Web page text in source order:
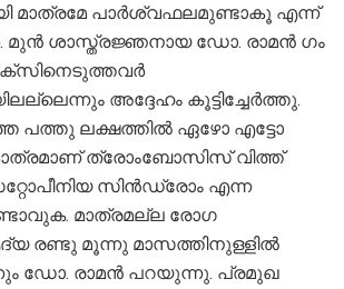
മാത്രമേ പാർശ്വഫലമുണ്ടാകൂ എന്ന്
ശാസ്ത്രജ്ഞനായ ഡോ. രാമൻ ​ഗം​
അദ്ദേഹം കൂട്ടിച്ചേർത്തു.
പത്തു ലക്ഷത്തിൽ ഏഴോ എട്ടോ
ത്രോംബോസിസ് വിത്ത്
സിൻഡ്രോം എന്ന
മാത്രമല്ല രോഗ
രണ്ടു മൂന്നു മാസത്തിനുള്ളിൽ
ഡോ. രാമൻ പറയുന്നു. പ്രമുഖ